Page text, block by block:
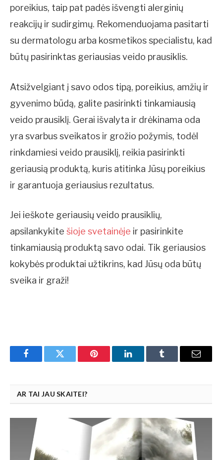
poreikius, taip pat padės išvengti alerginių
reakcijų ir sudirgimų. Rekomenduojama pasitarti
su dermatologu arba kosmetikos specialistu, kad
būtų pasirinktas geriausias veido prausiklis.
Atsižvelgiant į savo odos tipą, poreikius, amžių ir
gyvenimo būdą, galite pasirinkti tinkamiausią
veido prausiklį. Gerai išvalyta ir drėkinama oda
yra svarbus sveikatos ir grožio požymis, todėl
rinkdamiesi veido prausiklį, reikia pasirinkti
geriausią produktą, kuris atitinka Jūsų poreikius
ir garantuoja geriausius rezultatus.
Jei ieškote geriausių veido prausiklių,
apsilankykite šioje svetainėje ir pasirinkite
tinkamiausią produktą savo odai. Tik geriausios
kokybės produktai užtikrins, kad Jūsų oda būtų
sveika ir graži!
FacebookTwitter Pinterest LinkedInTumblr Email
AR TAI JAU SKAITEI?